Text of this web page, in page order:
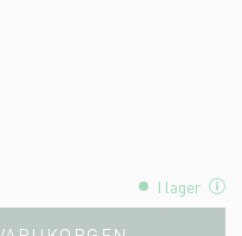
I lager